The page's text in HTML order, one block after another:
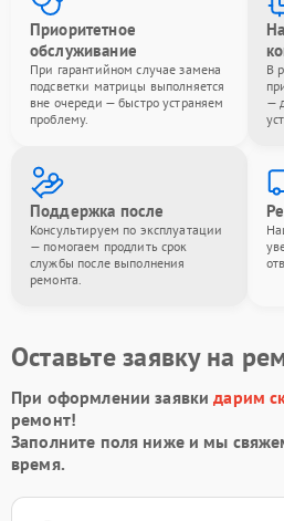
Приоритетное
обслуживание
При гарантийном случае замена
подсветки матрицы выполняется
вне очереди — быстро устраняем
проблему.
В
—
Поддержка после
Консультируем по эксплуатации
— помогаем продлить срок
службы после выполнения
ремонта.
Оставьте заявку на
При оформлении заявкидарим
ремонт!
Заполните поля ниже и мы
время.